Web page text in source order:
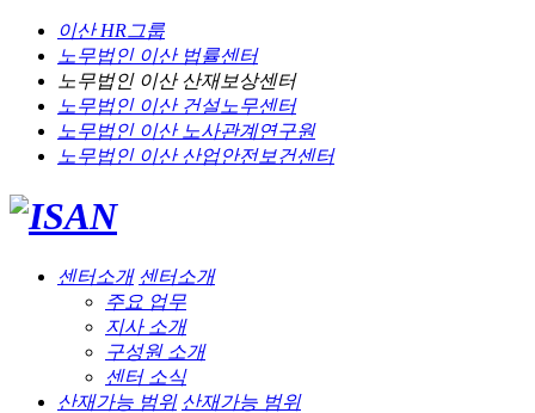
이산 HR그룹
노무법인 이산법률센터
노무법인 이산산재보상센터
노무법인 이산건설노무센터
노무법인 이산노사관계연구원
노무법인 이산산업안전보건센터
센터소개 센터소개
주요 업무
지사 소개
구성원 소개
센터 소식
산재가능 범위 산재가능 범위